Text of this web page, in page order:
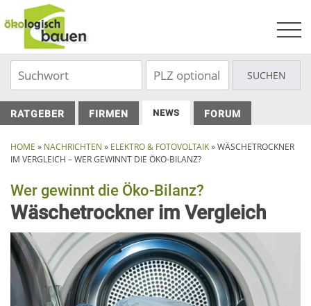
to
content
RATGEBER FIRMEN NEWS FORUM
HOME » NACHRICHTEN » ELEKTRO & FOTOVOLTAIK»WÄSCHETROCKNER
IM VERGLEICH – WER GEWINNT DIE ÖKO-BILANZ?
Wer gewinnt die Öko-Bilanz?
Wäschetrockner im Vergleich